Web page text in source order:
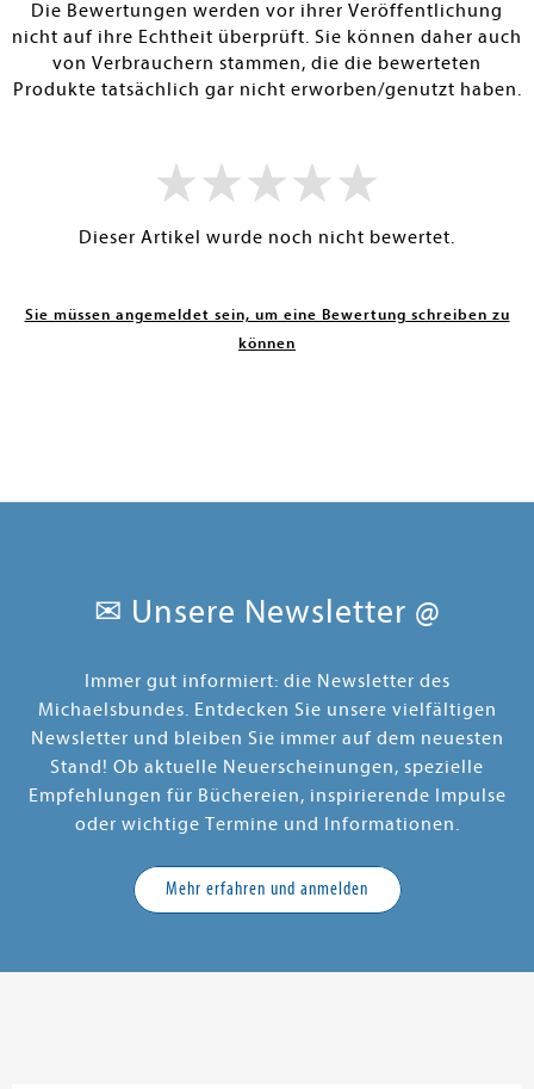
Die Bewertungen werden vor ihrer Veröffentlichung
nicht auf ihre Echtheit überprüft. Sie können daher auch
von Verbrauchern stammen, die die bewerteten
Produkte tatsächlich gar nicht erworben/genutzt haben.
Dieser Artikel wurde noch nicht bewertet.
Sie müssen angemeldet sein, um eine Bewertung schreiben zu
können
✉ Unsere Newsletter @
Immer gut informiert: die Newsletter des
Michaelsbundes. Entdecken Sie unsere vielfältigen
Newsletter und bleiben Sie immer auf dem neuesten
Stand! Ob aktuelle Neuerscheinungen, spezielle
Empfehlungen für Büchereien, inspirierende Impulse
oder wichtige Termine und Informationen.
Mehr erfahren und anmelden